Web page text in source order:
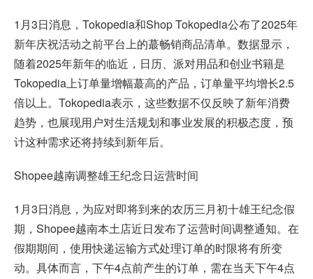
1月3日消息，Tokopedia和Shop Tokopedia公布了2025年
新年庆祝活动之前平台上的蕞畅销商品清单。数据显示，
随着2025年新年的临近，日历、派对用品和创业书籍是
Tokopedia上订单量增幅蕞高的产品，订单量平均增长2.5
倍以上。Tokopedia表示，这些数据不仅反映了新年消费
趋势，也展现用户对生活规划和事业发展的积极态度，预
计这种需求还将持续到新年后。
Shopee越南调整雄王纪念日运营时间
1月3日消息，为应对即将到来的农历三月初十雄王纪念假
期，Shopee越南本土店近日发布了运营时间调整通知。在
假期期间，使用快递运输方式处理订单的时限将有所变
动。具体而言，下午4点前产生的订单，需在当天下午4点